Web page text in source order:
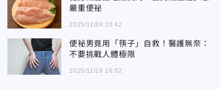
嚴重便祕
2025/11/24 10:42
便祕男竟用「筷子」自救！醫護無奈：
不要挑戰人體極限
2025/11/19 16:52